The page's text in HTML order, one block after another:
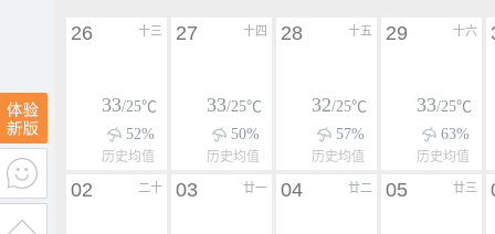
十三
26
33/25℃
52%
历史均值
十四
27
33/25℃
50%
历史均值
十五
28
32/25℃
57%
历史均值
十六
29
33/25℃
63%
历史均值
二十
02 廿一
03 廿二
04 廿三
05